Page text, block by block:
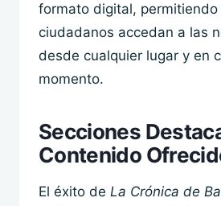
formato digital, permitiendo
ciudadanos accedan a las
desde cualquier lugar y en
momento.
Secciones
Contenido
El éxito de La Crónica de